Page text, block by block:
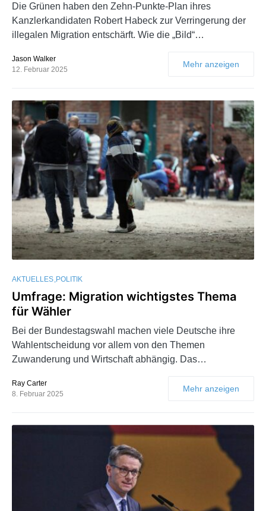
Die Grünen haben den Zehn-Punkte-Plan ihres
Kanzlerkandidaten Robert Habeck zur Verringerung der
illegalen Migration entschärft. Wie die „Bild“…
Jason Walker
12. Februar 2025
Mehr anzeigen
AKTUELLES POLITIK
Umfrage: Migration wichtigstes Thema
für Wähler
Bei der Bundestagswahl machen viele Deutsche ihre
Wahlentscheidung vor allem von den Themen
Zuwanderung und Wirtschaft abhängig. Das…
Ray Carter
8. Februar 2025
Mehr anzeigen